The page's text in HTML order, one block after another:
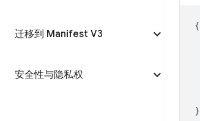
迁移到 Manifest V3
安全性与隐私权
{
}